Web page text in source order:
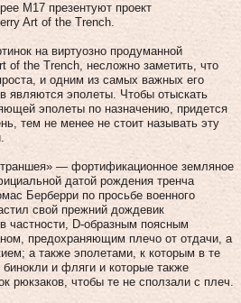
М17 презентуют проект
Art of the Trench.
на виртуозно продуманной
of the Trench, несложно заметить, что
и одним из самых важных его
являются эполеты. Чтобы отыскать
эполеты по назначению, придется
тем не менее не стоит называть эту
— фортификационное земляное
датой рождения тренча
Берберри по просьбе военного
свой прежний дождевик
частности, D-образным поясным
предохраняющим плечо от отдачи, а
а также эполетами, к которым в те
и фляги и которые также
рюкзаков, чтобы те не сползали с плеч.